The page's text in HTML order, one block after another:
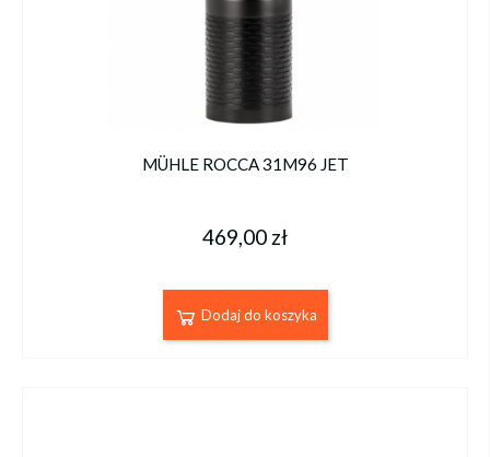
MÜHLE ROCCA 31M96 JET
469,00 zł
Dodaj do koszyka